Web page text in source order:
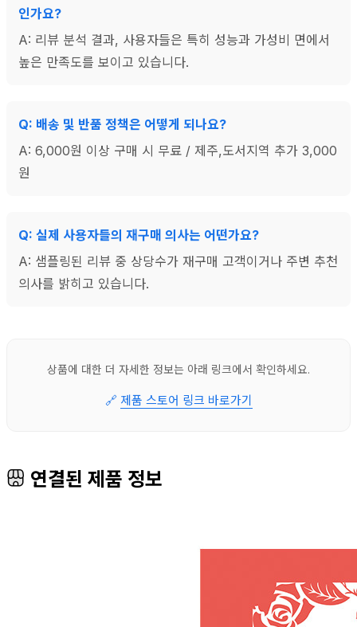
인가요?
A: 리뷰 분석 결과, 사용자들은 특히 성능과 가성비 면에서
높은 만족도를 보이고 있습니다.
Q: 배송 및 반품 정책은 어떻게 되나요?
A: 6,000원 이상 구매 시 무료 / 제주,도서지역 추가 3,000
원
Q: 실제 사용자들의 재구매 의사는 어떤가요?
A: 샘플링된 리뷰 중 상당수가 재구매 고객이거나 주변 추천
의사를 밝히고 있습니다.
상품에 대한 더 자세한 정보는 아래 링크에서 확인하세요.
🔗 제품 스토어 링크 바로가기
연결된 제품 정보